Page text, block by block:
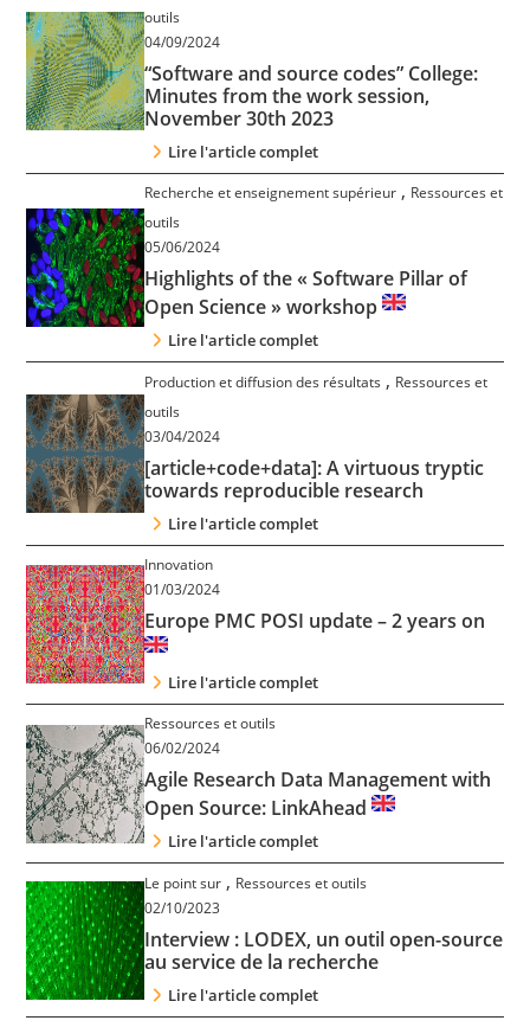
Contact
Nous suivre
outils
04/09/2024
“Software and source codes” College:
Minutes from the work session,
November 30th 2023
Lire l'article complet
Recherche et enseignement supérieur , Ressources et
outils
05/06/2024
Highlights of the « Software Pillar of
Open Science » workshop
Lire l'article complet
Production et diffusion des résultats , Ressources et
outils
03/04/2024
[article+code+data]: A virtuous tryptic
towards reproducible research
Lire l'article complet
Innovation
01/03/2024
Europe PMC POSI update – 2 years on
Lire l'article complet
Ressources et outils
06/02/2024
Agile Research Data Management with
Open Source: LinkAhead
Lire l'article complet
Le point sur , Ressources et outils
02/10/2023
Interview : LODEX, un outil open-source
au service de la recherche
Lire l'article complet